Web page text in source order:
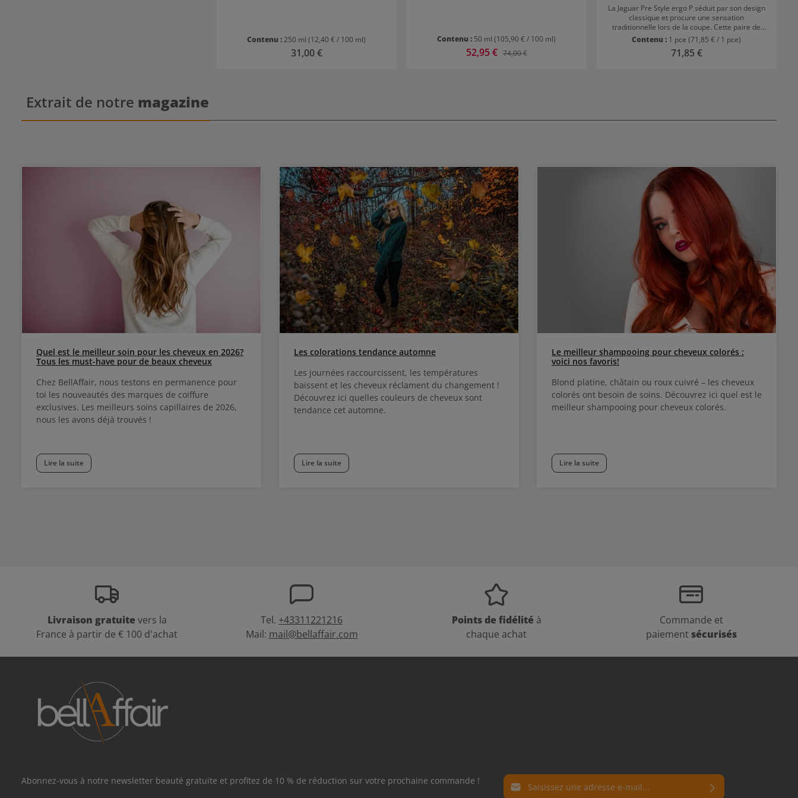
Contenu :250 ml (12,40 € / 100 ml)
Prix régulier :
31,00 €
Contenu : 50 ml (105,90 € / 100 ml)
Prix de vente :
52,95 € Prix régulier :
74,00 €
La Jaguar Pre Style ergo P séduit par son design
classique et procure une sensation
traditionnelle lors de la coupe. Cette paire de
ciseaux est fabriquée en acier de haute qualité
et inoxydable, ce qui la rend très esthétique
avec ses détails dorés. Les lames sont toutes
Contenu : 1 pce (71,85 € / 1 pce)
Prix régulier :
71,85 €
Extrait de notre magazine
Quel est le meilleur soin pour les cheveux en 2026?
Tous les must-have pour de beaux cheveux
Chez BellAffair, nous testons en permanence pour
toi les nouveautés des marques de coiffure
exclusives. Les meilleurs soins capillaires de 2026,
nous les avons déjà trouvés !
Lire la suite
Les colorations tendance automne
Les journées raccourcissent, les températures
baissent et les cheveux réclament du changement !
Découvrez ici quelles couleurs de cheveux sont
tendance cet automne.
Lire la suite
Le meilleur shampooing pour cheveux colorés :
voici nos favoris!
Blond platine, châtain ou roux cuivré – les cheveux
colorés ont besoin de soins. Découvrez ici quel est le
meilleur shampooing pour cheveux colorés.
Lire la suite
Livraison gratuite vers la
France à partir de € 100 d'achat
Tel. +43311221216
Mail: mail@bellaffair.com
Points de fidélité à
chaque achat
Commande et
paiementsécurisés
Abonnez-vous à notre newsletter beauté gratuite et profitez de 10 % de réduction sur votre prochaine commande ! Adresse e-mail*